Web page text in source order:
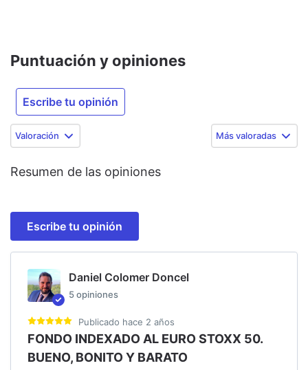
Puntuación y opiniones
Escribe tu opinión
Valoración Más valoradas
Resumen de las opiniones
Escribe tu opinión
Daniel Colomer Doncel
5opiniones
Publicado hace 2 años
FONDO INDEXADO AL EURO STOXX 50.
BUENO, BONITO Y BARATO